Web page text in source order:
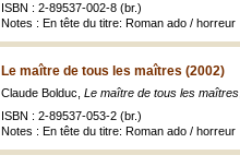
ISBN : 2-89537-002-8 (br.)
Notes : En tête du titre: Roman ado / horreur
Le maître de tous les maîtres (2002)
Claude Bolduc, Le maître de tous les maîtres
ISBN : 2-89537-053-2 (br.)
Notes : En tête du titre: Roman ado / horreur